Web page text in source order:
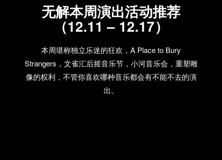
无解本周演出活动推荐
（12.11 – 12.17）
本周堪称独立乐迷的狂欢，A Place to Bury
Strangers，文雀汇后摇音乐节，小河音乐会，重塑雕
像的权利，不管你喜欢哪种音乐都会有不能不去的演
出。